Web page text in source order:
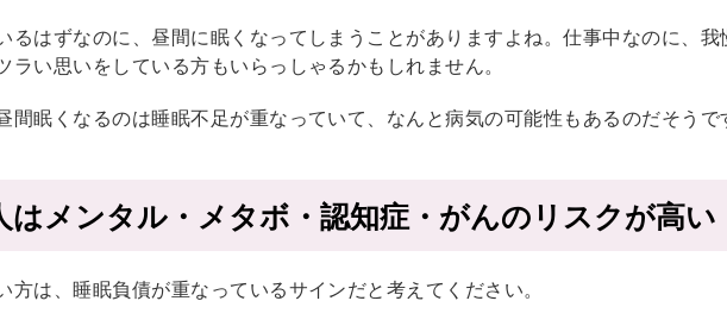
るはずなのに、昼間に眠くなってしまうことがありますよね。仕事中なのに、我
ラい思いをしている方もいらっしゃるかもしれません。
間眠くなるのは睡眠不足が重なっていて、なんと病気の可能性もあるのだそうで
はメンタル・メタボ・認知症・がんのリスクが高い
方は、睡眠負債が重なっているサインだと考えてください。